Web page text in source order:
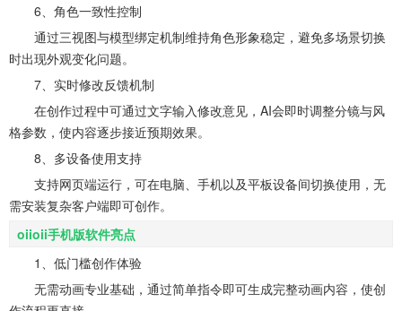
6、角色一致性控制
通过三视图与模型绑定机制维持角色形象稳定，避免多场景切换
时出现外观变化问题。
7、实时修改反馈机制
在创作过程中可通过文字输入修改意见，AI会即时调整分镜与风
格参数，使内容逐步接近预期效果。
8、多设备使用支持
支持网页端运行，可在电脑、手机以及平板设备间切换使用，无
需安装复杂客户端即可创作。
oiioii手机版软件亮点
1、低门槛创作体验
无需动画专业基础，通过简单指令即可生成完整动画内容，使创